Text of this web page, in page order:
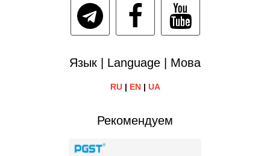
Язык | Language | Мова
RU| EN| UA
Рекомендуем